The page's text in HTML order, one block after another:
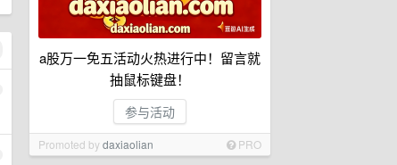
a股万一免五活动火热进行中！留言就
抽鼠标键盘！
参与活动
Promoted bydaxiaolian PRO